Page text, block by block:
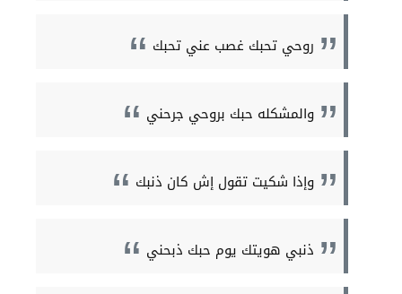
روحي تحبك غصب عني تحبك
والمشكله حبك بروحي جرحني
وإذا شكيت تقول إش كان ذنبك
ذنبي هويتك يوم حبك ذبحني